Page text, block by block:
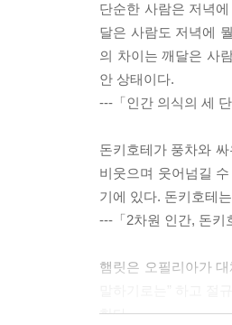
단순한 사람은 저녁
달은 사람도 저녁에
의 차이는 깨달은 사
안 상태이다.
---「인간 의식의 세
돈키호테가 풍차와
비웃으며 웃어넘길
기에 있다. 돈키호테
---「2차원 인간, 돈키
햄릿은 오필리아가
한다.